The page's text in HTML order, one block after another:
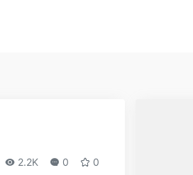
2.2K 0 0